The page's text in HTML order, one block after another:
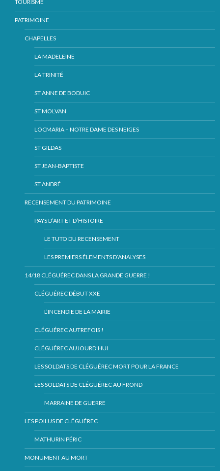
TOURISME
PATRIMOINE
CHAPELLES
LA MADELEINE
LA TRINITÉ
ST ANNE DE BODUIC
ST MOLVAN
LOCMARIA – NOTRE DAME DES NEIGES
ST GILDAS
ST JEAN-BAPTISTE
ST ANDRÉ
RECENSEMENT DU PATRIMOINE
PAYS D’ART ET D’HISTOIRE
LE TUTO DU RECENSEMENT
LES PREMIERS ÉLEMENTS D’ANALYSES
14/18 CLÉGUÉREC DANS LA GRANDE GUERRE !
CLÉGUÉREC DÉBUT XXE
L’INCENDIE DE LA MAIRIE
CLÉGUÉREC AUTREFOIS !
CLÉGUÉREC AUJOURD’HUI
LES SOLDATS DE CLÉGUÉREC MORT POUR LA FRANCE
LES SOLDATS DE CLÉGUÉREC AU FROND
MARRAINE DE GUERRE
LES POILUS DE CLÉGUÉREC
MATHURIN PÉRIC
MONUMENT AU MORT